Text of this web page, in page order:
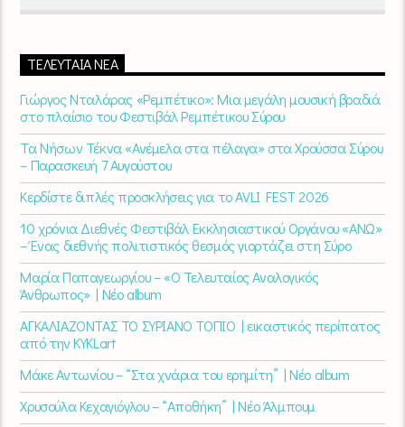
ΤΕΛΕΥΤΑΊΑ ΝΈΑ
Γιώργος Νταλάρας «Ρεμπέτικο»: Μια μεγάλη μουσική βραδιά
στο πλαίσιο του Φεστιβάλ Ρεμπέτικου Σύρου
Τα Νήσων Τέκνα «Ανέμελα στα πέλαγα» στα Χρούσσα Σύρου
– Παρασκευή 7 Αυγούστου
Κερδίστε διπλές προσκλήσεις για το AVLI FEST 2026
10 χρόνια Διεθνές Φεστιβάλ Εκκλησιαστικού Οργάνου «ΑΝΩ»
– Ένας διεθνής πολιτιστικός θεσμός γιορτάζει στη Σύρο​
Μαρία Παπαγεωργίου – «Ο Τελευταίος Αναλογικός
Άνθρωπος» | Νέο album
ΑΓΚΑΛΙΑΖΟΝΤΑΣ ΤΟ ΣΥΡΙΑΝΟ ΤΟΠΙΟ | εικαστικός περίπατος
από την KYKLart
Μάκε Αντωνίου – “Στα χνάρια του ερημίτη” | Νέο album
Χρυσούλα Κεχαγιόγλου – “Αποθήκη” | Νέο Άλμπουμ